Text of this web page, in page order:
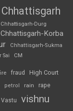
Chhattisgarh
Chhattisgarh-Durg
Chhattisgarh-Korba
Chhattisgarh-Sukma
Sai CM
fraud High Court
petrol rain rape
Vastu vishnu